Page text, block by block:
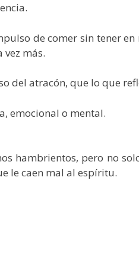
de comer sin tener
más.
del atracón, que lo que
emocional o mental.
hambrientos, pero no
le caen mal al espíritu.